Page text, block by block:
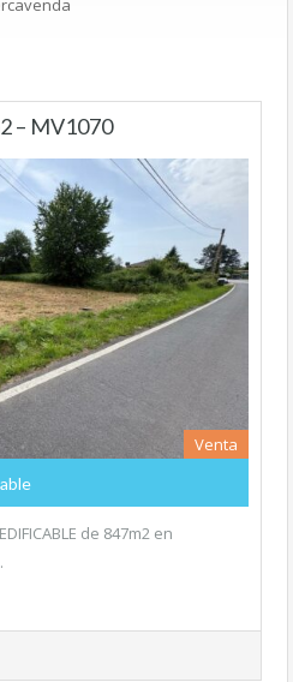
– MV1070
Venta
de 847m2 en